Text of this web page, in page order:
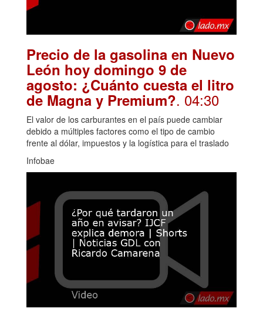
Precio de la gasolina en Nuevo
León hoy domingo 9 de
agosto: ¿Cuánto cuesta el litro
de Magna y Premium?. 04:30
El valor de los carburantes en el país puede cambiar
debido a múltiples factores como el tipo de cambio
frente al dólar, impuestos y la logística para el traslado
Infobae